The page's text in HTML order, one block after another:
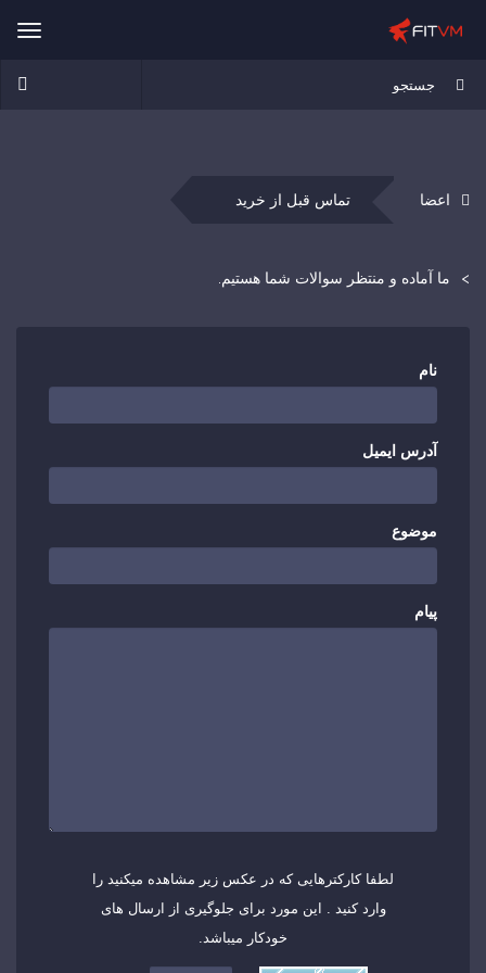
اعضا تماس قبل از خرید
ما آماده و منتظر سوالات شما هستیم.
نام
آدرس ایمیل
موضوع
پیام
لطفا کارکترهایی که در عکس زیر مشاهده میکنید را
وارد کنید . این مورد برای جلوگیری از ارسال های
خودکار میباشد.